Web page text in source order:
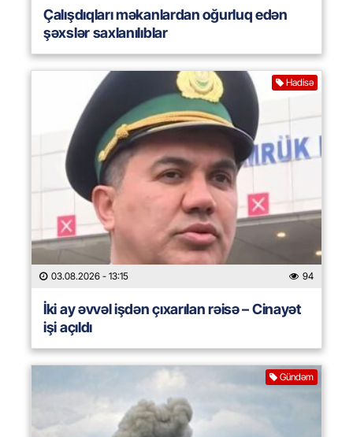
Çalışdıqları məkanlardan oğurluq edən
şəxslər saxlanılıblar
Hadisə
03.08.2026 - 13:15 94
İki ay əvvəl işdən çıxarılan rəisə – Cinayət
işi açıldı
Gündəm